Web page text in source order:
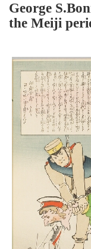
George
the Meiji